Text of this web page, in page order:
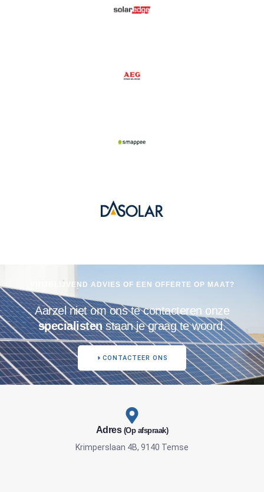
VRIJBLIJVEND ADVIES OF EEN OFFERTE OP MAAT?
Aarzel niet om ons te contacteren onze
specialistenstaan je graag te woord.
CONTACTEER ONS
Adres (Op afspraak)
Krimperslaan 4B, 9140 Temse